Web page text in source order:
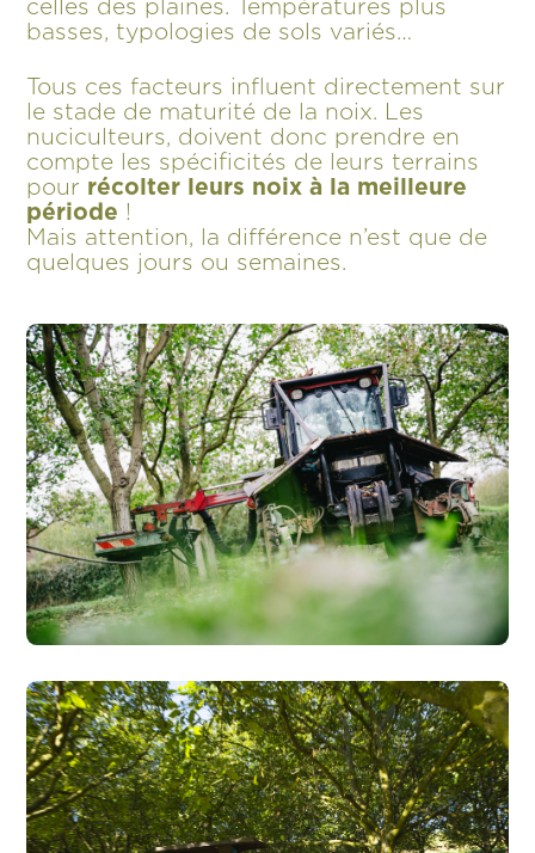
celles des plaines. Températures plus
basses, typologies de sols variés…
Tous ces facteurs influent directement sur
le stade de maturité de la noix. Les
nuciculteurs, doivent donc prendre en
compte les spécificités de leurs terrains
pour récolter leurs noix à la meilleure
période !
Mais attention, la différence n’est que de
quelques jours ou semaines.